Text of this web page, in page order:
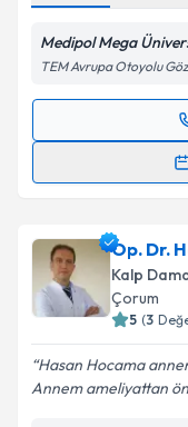
kapsamda
Medipol Mega
TEM Avrupa Otoyolu
Randevu
takvim
E-posta
Kişisel
Op. Dr.
Kalp
Çorum
5 (3
Hasan Hocama
Annem ameliyattan